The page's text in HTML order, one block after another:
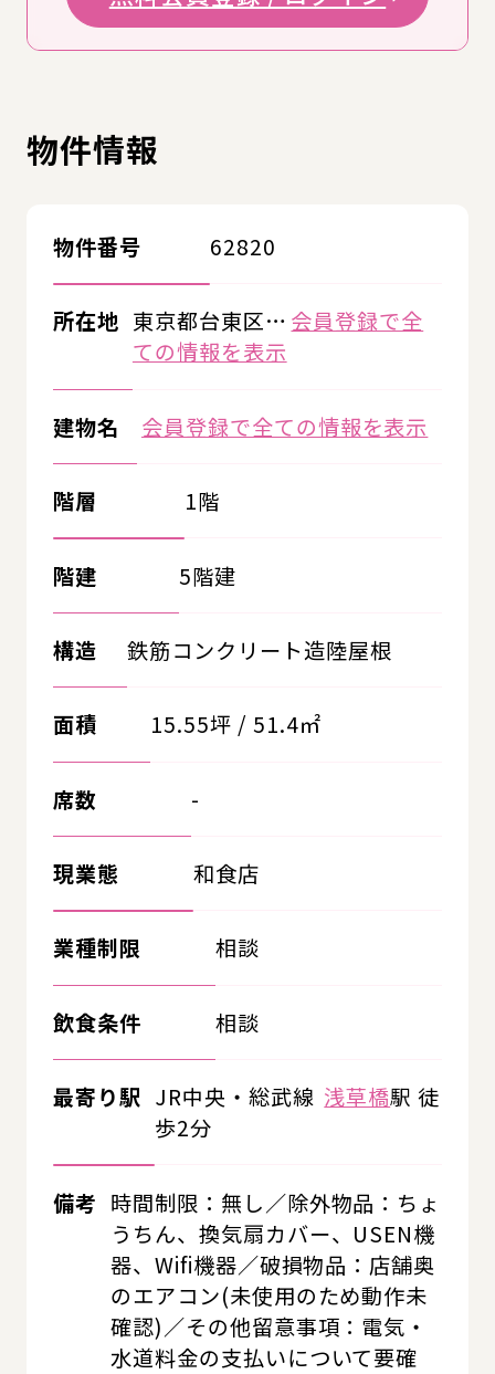
物件情報
物件番号 62820
所在地 東京都台東区… 会員登録で全
ての情報を表示
建物名 会員登録で全ての情報を表示
階層 1階
階建 5階建
構造 鉄筋コンクリート造陸屋根
面積 15.55坪 / 51.4㎡
席数 -
現業態 和食店
業種制限 相談
飲食条件 相談
最寄り駅 JR中央・総武線 浅草橋駅 徒
歩2分
備考 時間制限：無し／除外物品：ちょ
うちん、換気扇カバー、USEN機
器、Wifi機器／破損物品：店舗奥
のエアコン(未使用のため動作未
確認)／その他留意事項：電気・
水道料金の支払いについて要確